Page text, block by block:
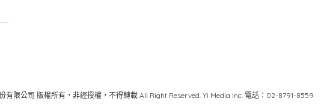
有限公司 版權所有，非經授權，不得轉載 All Right Reserved. Yi Media Inc. 電話：02-8791-8559